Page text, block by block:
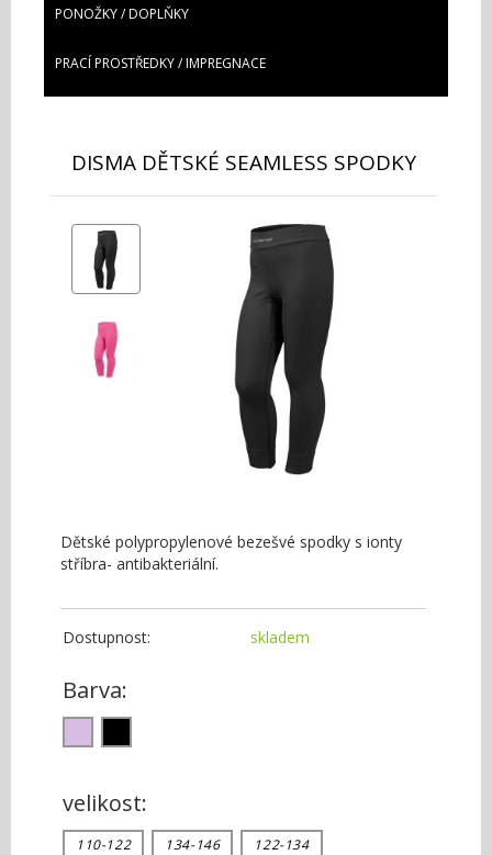
PONOŽKY / DOPLŇKY
PRACÍ PROSTŘEDKY / IMPREGNACE
DISMA DĚTSKÉ SEAMLESS SPODKY
Dětské polypropylenové bezešvé spodky s ionty
stříbra- antibakteriální.
Dostupnost: skladem
Barva:
velikost:
110-122 134-146 122-134